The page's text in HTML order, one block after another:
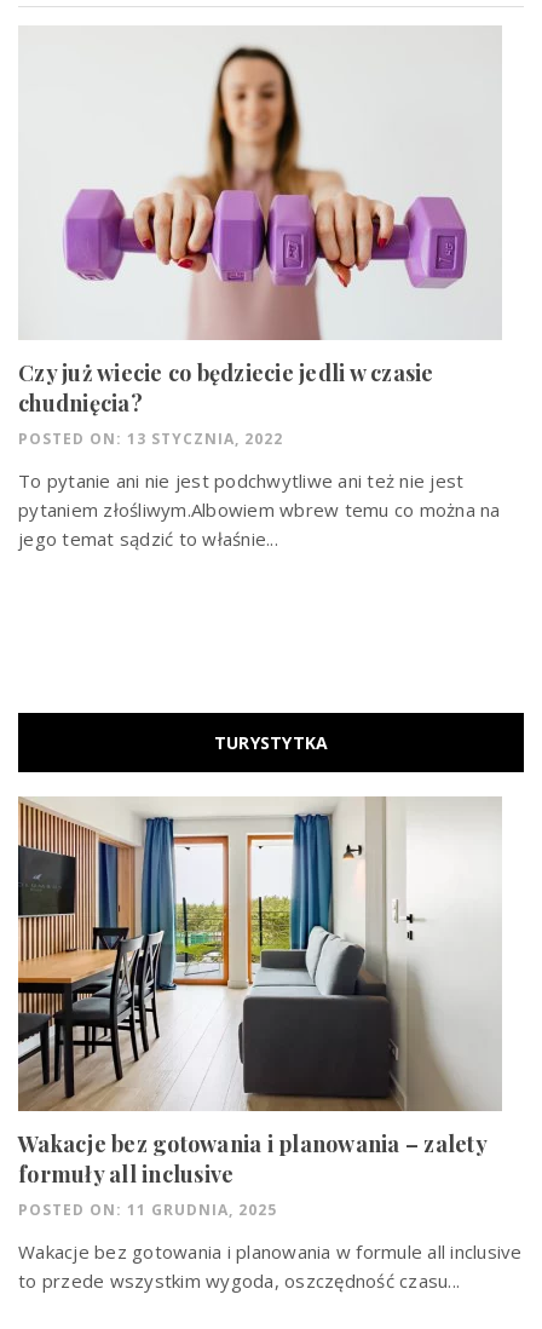
Czy już wiecie co będziecie jedli w czasie
chudnięcia?
POSTED ON: 13 STYCZNIA, 2022
To pytanie ani nie jest podchwytliwe ani też nie jest
pytaniem złośliwym.Albowiem wbrew temu co można na
jego temat sądzić to właśnie...
TURYSTYTKA
Wakacje bez gotowania i planowania – zalety
formuły all inclusive
POSTED ON: 11 GRUDNIA, 2025
Wakacje bez gotowania i planowania w formule all inclusive
to przede wszystkim wygoda, oszczędność czasu...